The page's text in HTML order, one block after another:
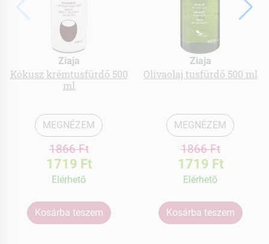
Ziaja
Kókusz krémtusfürdő 500
ml
MEGNÉZEM
1866 Ft
1719 Ft
Elérhetõ
Kosárba teszem
Ziaja
Olívaolaj tusfürdő 500 ml
MEGNÉZEM
1866 Ft
1719 Ft
Elérhetõ
Kosárba teszem